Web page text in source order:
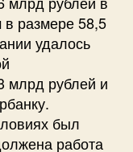
размере 58,5
удалось
млрд рублей и
был
работа